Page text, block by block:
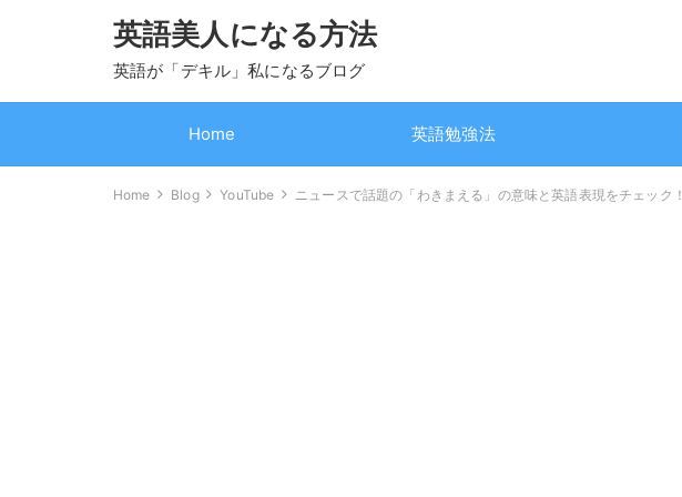
英語美人になる方法
英語が「デキル」私になるブログ
Home 英語勉強法
Home Blog YouTube ニュースで話題の「わきまえる」の意味と英語表現をチェック！